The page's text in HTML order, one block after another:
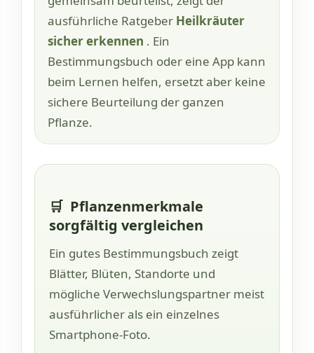
ausführliche Ratgeber Heilkräuter
sicher erkennen . Ein
Bestimmungsbuch oder eine App kann
beim Lernen helfen, ersetzt aber keine
sichere Beurteilung der ganzen
Pflanze.
🛒 Pflanzenmerkmale
sorgfältig vergleichen
Ein gutes Bestimmungsbuch zeigt
Blätter, Blüten, Standorte und
mögliche Verwechslungspartner meist
ausführlicher als ein einzelnes
Smartphone-Foto.